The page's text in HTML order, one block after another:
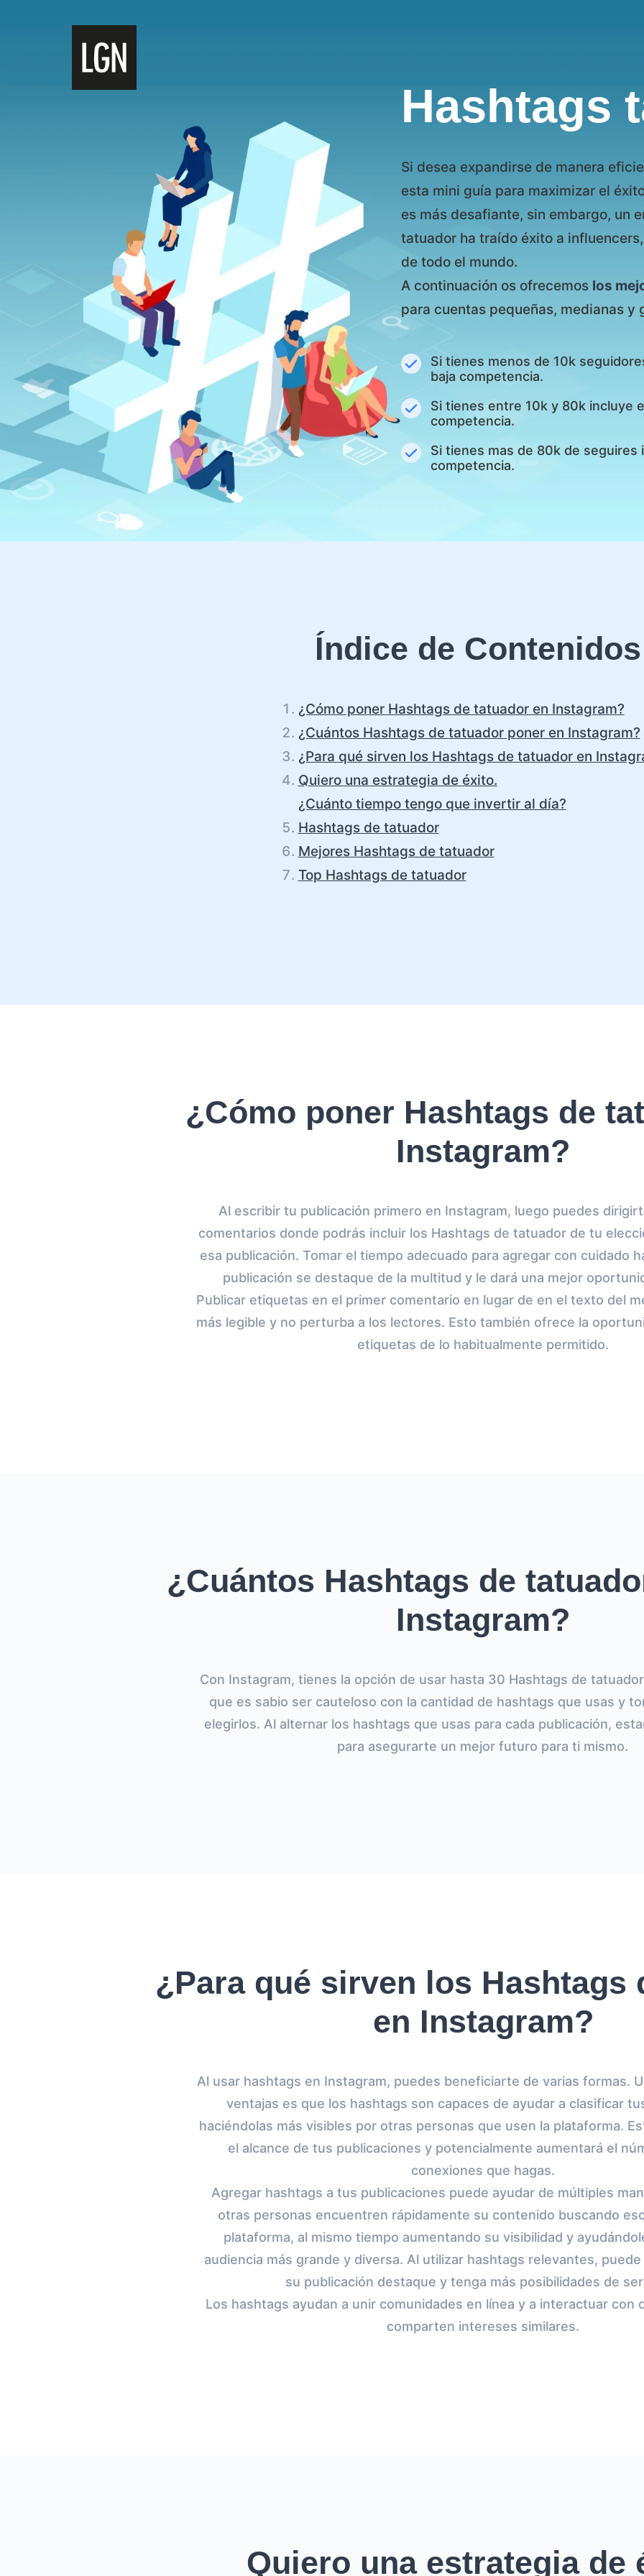
Hashtags
Si desea expandirse de manera
esta mini guía para maximizar el
es más desafiante, sin embargo, un
tatuador ha traído éxito a
de todo el mundo.
A continuación os ofrecemos los
para cuentas pequeñas, medianas y
Si tienes menos de 10k
baja competencia.
Si tienes entre 10k y 80k incluye
competencia.
Si tienes mas de 80k de seguires
competencia.
Índice de
¿Cómo poner Hashtags de tatuador en Instagram?
¿Cuántos Hashtags de tatuador poner en Instagram?
¿Para qué sirven los Hashtags de tatuador en
Quiero una estrategia de éxito.
¿Cuánto tiempo tengo que invertir al día?
Hashtags de tatuador
Mejores Hashtags de tatuador
Top Hashtags de tatuador
¿Cómo poner Hashtags de
Instagram?
Al escribir tu publicación primero en Instagram, luego puedes
comentarios donde podrás incluir los Hashtags de tatuador de tu
esa publicación. Tomar el tiempo adecuado para agregar con cuidado
publicación se destaque de la multitud y le dará una mejor
Publicar etiquetas en el primer comentario en lugar de en el texto del
más legible y no perturba a los lectores. Esto también ofrece la
etiquetas de lo habitualmente permitido.
¿Cuántos Hashtags de
Instagram?
Con Instagram, tienes la opción de usar hasta 30 Hashtags de
que es sabio ser cauteloso con la cantidad de hashtags que usas y
elegirlos. Al alternar los hashtags que usas para cada publicación,
para asegurarte un mejor futuro para ti mismo.
¿Para qué sirven los Hashtags
en Instagram?
Al usar hashtags en Instagram, puedes beneficiarte de varias formas.
ventajas es que los hashtags son capaces de ayudar a clasificar
haciéndolas más visibles por otras personas que usen la plataforma.
el alcance de tus publicaciones y potencialmente aumentará el
conexiones que hagas.
Agregar hashtags a tus publicaciones puede ayudar de múltiples
otras personas encuentren rápidamente su contenido buscando
plataforma, al mismo tiempo aumentando su visibilidad y
audiencia más grande y diversa. Al utilizar hashtags relevantes,
su publicación destaque y tenga más posibilidades de
Los hashtags ayudan a unir comunidades en línea y a interactuar con
comparten intereses similares.
Quiero una estrategia de